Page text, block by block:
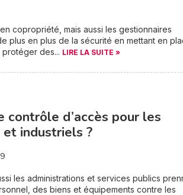
copropriété, mais aussi les gestionnaires
plus en plus de la sécurité en mettant en
des... LIRE LA SUITE »
contrôle d’accès pour les
industriels ?
les administrations et services publics
des biens et équipements contre les